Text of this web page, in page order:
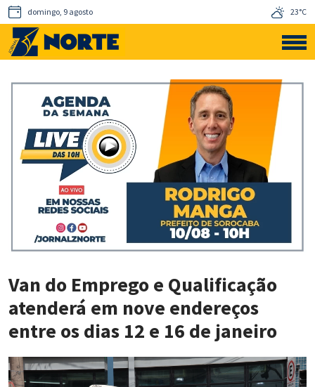
domingo, 9 agosto 23°C
Van do Emprego e Qualificação
atenderá em nove endereços
entre os dias 12 e 16 de janeiro